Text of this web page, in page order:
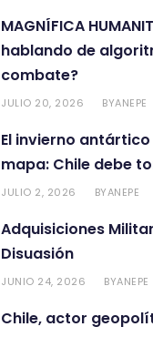
MAGNÍFICA
hablando de
combate?
JULIO 20, 2026 BYANEPE
El invierno
mapa: Chile debe
JULIO 2, 2026 BYANEPE
Adquisiciones
Disuasión
JUNIO 24, 2026 BYANEPE
Chile, actor